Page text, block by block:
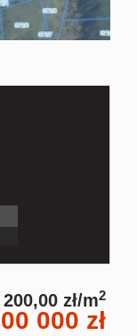
200,00 zł/m2
000 zł